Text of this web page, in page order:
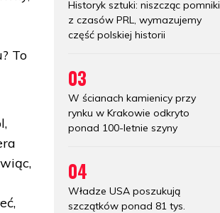
To
Historyk sztuki: niszcząc pomniki
z czasów PRL, wymazujemy
część polskiej historii
03
W ścianach kamienicy przy
rynku w Krakowie odkryto
ponad 100-letnie szyny
04
Władze USA poszukują
szczątków ponad 81 tys.